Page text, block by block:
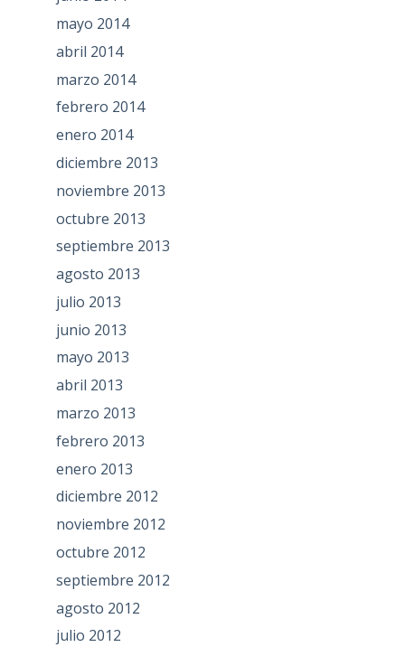
mayo 2014
abril 2014
marzo 2014
febrero 2014
enero 2014
diciembre 2013
noviembre 2013
octubre 2013
septiembre 2013
agosto 2013
julio 2013
junio 2013
mayo 2013
abril 2013
marzo 2013
febrero 2013
enero 2013
diciembre 2012
noviembre 2012
octubre 2012
septiembre 2012
agosto 2012
julio 2012